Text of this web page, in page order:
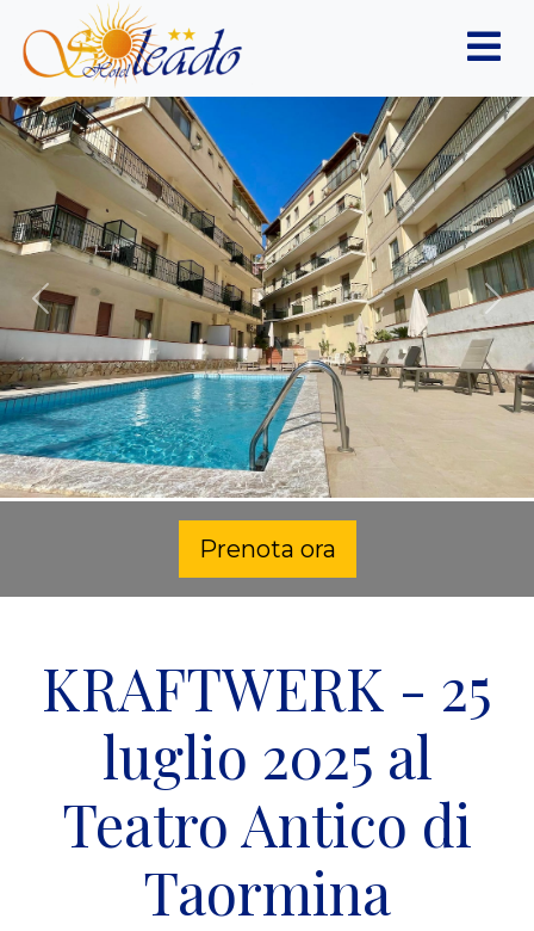
Previous
Prenota ora
KRAFTWERK - 25
luglio 2025 al
Teatro Antico di
Taormina